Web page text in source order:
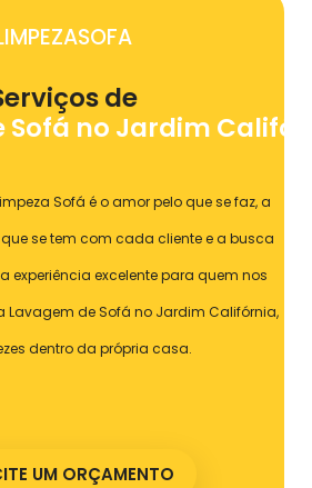
de
Sofá no Jardim
Sofá é o amor pelo que se faz, a
se tem com cada cliente e a busca
experiência excelente para quem nos
de Sofá no Jardim Califórnia,
dentro da própria casa.
UM ORÇAMENTO